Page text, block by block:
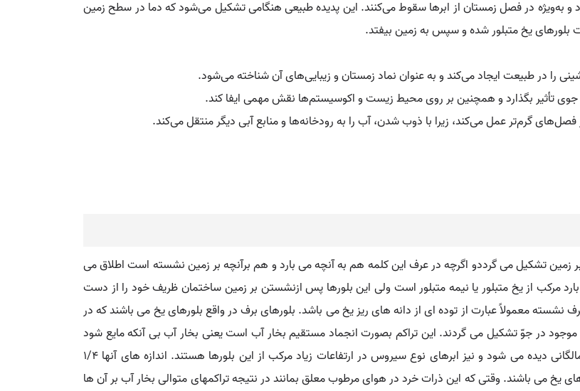
به‌ویژه در فصل زمستان از ابرها سقوط می‌کنند. این پدیده طبیعی هنگامی تشکیل می‌شود که دما در سطح زمین
بلورهای یخ متبلور شده و سپس به زمین بیفتد.
را در طبیعت ایجاد می‌کند و به عنوان نماد زمستان و زیبایی‌های آن شناخته می‌شود.
جوی تأثیر بگذارد و همچنین بر روی محیط زیست و اکوسیستم‌ها نقش مهمی ایفا کند.
گرم‌تر عمل می‌کند، زیرا با ذوب شدن، آب را به رودخانه‌ها و منابع آبی دیگر منتقل می‌کند.
زمین تشکیل می گرددو اگرچه در عرف این کلمه هم به آنچه می بارد و هم برآنچه بر زمین نشسته است اطلاق می
مرکب از یخ متبلور یا نیمه متبلور است ولی این بلورها پس ازنشستن بر زمین ساختمان ظریف خود را از دست
معمولاً عبارت از توده ای از دانه های ریز یخ می باشد. بلورهای برف در واقع بلورهای یخ می باشند که در
موجود در جوّ تشکیل می گردند. این تراکم بصورت انجماد مستقیم بخار آب است یعنی بخار آب بی آنکه مایع شود
منجمد می گردد، نیز اینچنین است مه های یخ که در اقلیمهای شمالگانی دیده می شود و نیز ابرهای نوع سیروس در ارتفاعات زیاد مرکب از این بلورها هستند. اندازه های آنها 1/4
می باشند. وقتی که این ذرات خرد در هوای مرطوب معلق بمانند در نتیجه تراکمهای متوالی بخار آب بر آن ها